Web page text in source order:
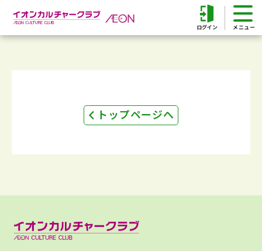
ログイン
トップページへ